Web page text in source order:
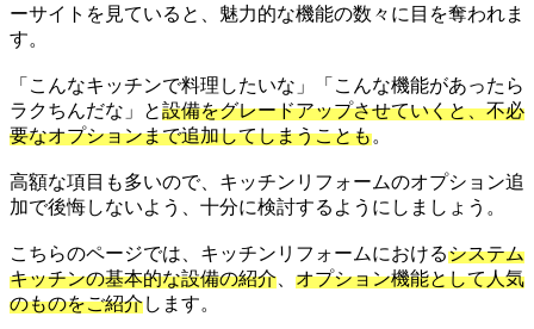
ーサイトを見ていると、魅力的な機能の数々に目を奪われま
す。
「こんなキッチンで料理したいな」「こんな機能があったら
ラクちんだな」と設備をグレードアップさせていくと、不必
要なオプションまで追加してしまうことも。
高額な項目も多いので、キッチンリフォームのオプション追
加で後悔しないよう、十分に検討するようにしましょう。
こちらのページでは、キッチンリフォームにおけるシステム
キッチンの基本的な設備の紹介
オプション機能として人気
のものをご紹介します。